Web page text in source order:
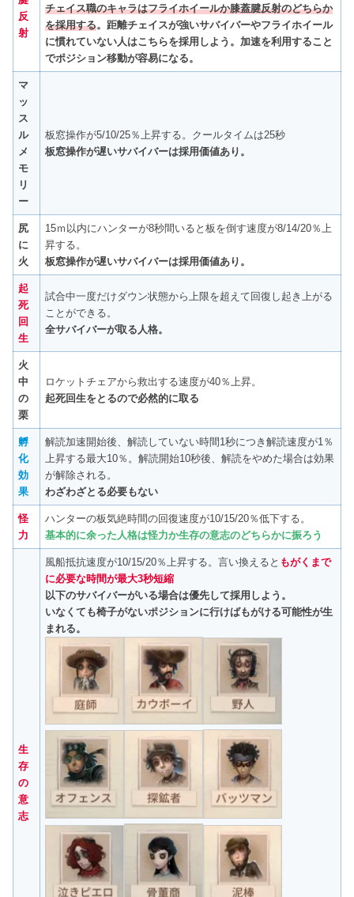
反
射
チェイス職のキャラはフライホイールか膝蓋腱反射のどちらか
を採用する。距離チェイスが強いサバイバーやフライホイール
に慣れていない人はこちらを採用しよう。加速を利用すること
でポジション移動が容易になる。
マ
ッ
ス
ル
メ
モ
リ
ー
板窓操作が5/10/25％上昇する。クールタイムは25秒
板窓操作が遅いサバイバーは採用価値あり。
尻
に
火
15ｍ以内にハンターが8秒間いると板を倒す速度が8/14/20％上
昇する。
板窓操作が遅いサバイバーは採用価値あり。
起
死
回
生
試合中一度だけダウン状態から上限を超えて回復し起き上がる
ことができる。
全サバイバーが取る人格。
火
中
の
栗
ロケットチェアから救出する速度が40％上昇。
起死回生をとるので必然的に取る
孵
化
効
果
解読加速開始後、解読していない時間1秒につき解読速度が1％
上昇する最大10％。解読開始10秒後、解読をやめた場合は効果
が解除される。
わざわざとる必要もない
怪
力
ハンターの板気絶時間の回復速度が10/15/20％低下する。
基本的に余った人格は怪力か生存の意志のどちらかに振ろう
生
存
の
意
志
風船抵抗速度が10/15/20％上昇する。言い換えると もがくまで
に必要な時間が最大3秒短縮
以下のサバイバーがいる場合は優先して採用しよう。
いなくても椅子がないポジションに行けばもがける可能性が生
まれる。